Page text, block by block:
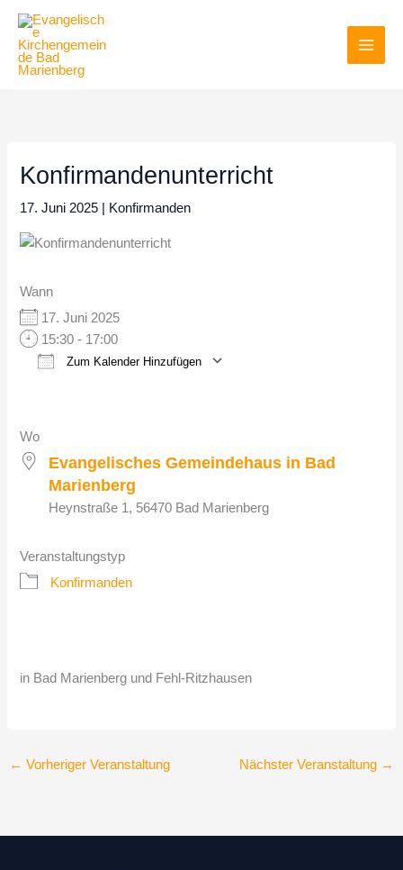
Inhalt
springen
Konfirmandenunterricht
17. Juni 2025 Konfirmanden
Wann
17. Juni 2025
15:30 - 17:00
Zum Kalender Hinzufügen
Wo
Evangelisches Gemeindehaus in Bad
Marienberg
Heynstraße 1, 56470 Bad Marienberg
Veranstaltungstyp
Konfirmanden
in Bad Marienberg und Fehl-Ritzhausen
← Vorheriger Veranstaltung Nächster Veranstaltung →